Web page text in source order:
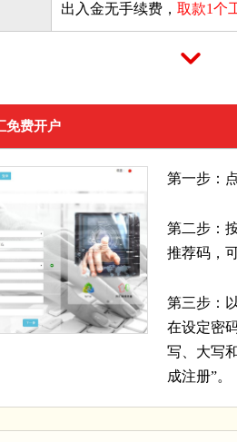
出入金无手续费， 取款1个
免费开户
第一步：
第二步：
推荐码，
第三步：
在设定密
写、大写
成注册”。